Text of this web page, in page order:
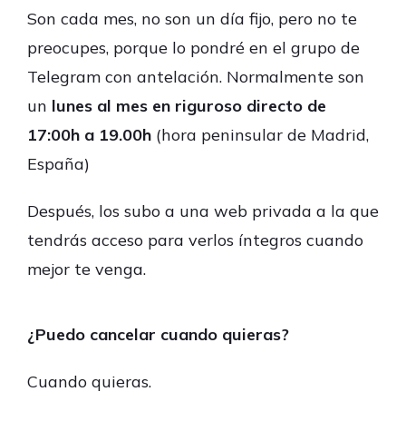
Son cada mes, no son un día fijo, pero no te
preocupes, porque lo pondré en el grupo de
Telegram con antelación. Normalmente son
un lunes al mes en riguroso directo de
17:00h a 19.00h (hora peninsular de Madrid,
España)
Después, los subo a una web privada a la que
tendrás acceso para verlos íntegros cuando
mejor te venga.
¿Puedo cancelar cuando quieras?
Cuando quieras.